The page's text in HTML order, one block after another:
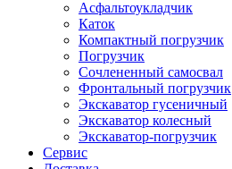
Асфальтоукладчик
Каток
Компактный погрузчик
Погрузчик
Сочлененный самосвал
Фронтальный погрузчик
Экскаватор гусеничный
Экскаватор колесный
Экскаватор-погрузчик
Сервис